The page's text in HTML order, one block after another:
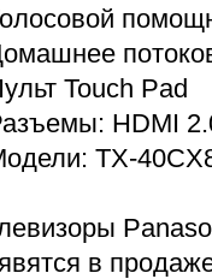
Touch Pad
HDMI
TX-
в